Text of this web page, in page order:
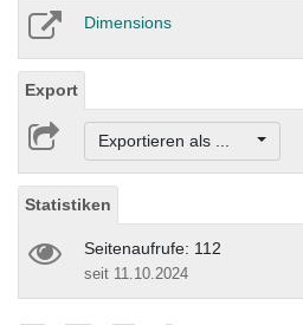
Dimensions
Export
Exportieren als ...
Statistiken
Seitenaufrufe: 112
seit 11.10.2024